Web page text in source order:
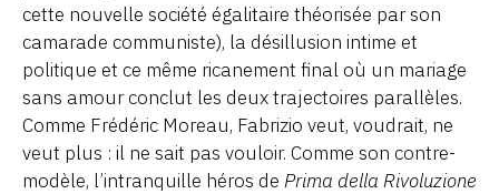
cette nouvelle société égalitaire théorisée par son
camarade communiste), la désillusion intime et
politique et ce même ricanement final où un mariage
sans amour conclut les deux trajectoires parallèles.
Comme Frédéric Moreau, Fabrizio veut, voudrait, ne
veut plus : il ne sait pas vouloir. Comme son contre-
modèle, l’intranquille héros de Prima della Rivoluzione